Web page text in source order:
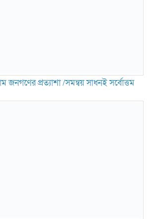
জনগণের প্রত্যাশা /সমন্বয় সাধনই সর্বোত্তম